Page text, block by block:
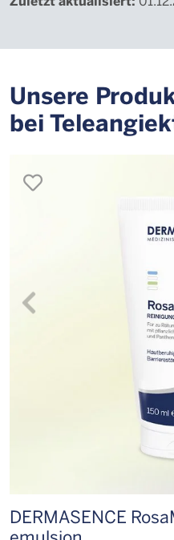
Unsere
bei
merken
DERMASENCE